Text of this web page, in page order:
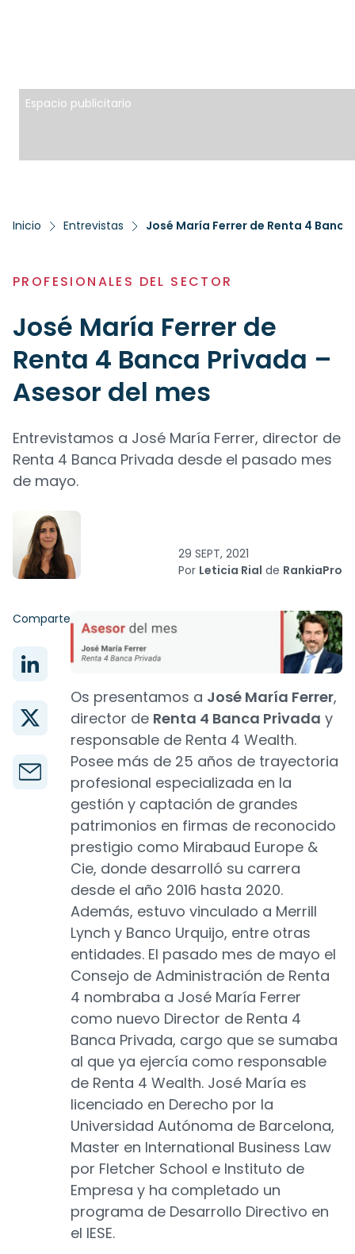
Espacio publicitario
Inicio Entrevistas José María Ferrer de Renta 4
PROFESIONALES DEL SECTOR
José María Ferrer de
Renta 4 Banca Privada –
Asesor del mes
Entrevistamos a José María Ferrer, director de
Renta 4 Banca Privada desde el pasado mes
de mayo.
29 SEPT, 2021
Por Leticia Rial de RankiaPro
Comparte
Os presentamos a José María Ferrer,
director de Renta 4 Banca Privada y
responsable de Renta 4 Wealth.
Posee más de 25 años de trayectoria
profesional especializada en la
gestión y captación de grandes
patrimonios en firmas de reconocido
prestigio como Mirabaud Europe &
Cie, donde desarrolló su carrera
desde el año 2016 hasta 2020.
Además, estuvo vinculado a Merrill
Lynch y Banco Urquijo, entre otras
entidades. El pasado mes de mayo el
Consejo de Administración de Renta
4 nombraba a José María Ferrer
como nuevo Director de Renta 4
Banca Privada, cargo que se sumaba
al que ya ejercía como responsable
de Renta 4 Wealth. José María es
licenciado en Derecho por la
Universidad Autónoma de Barcelona,
Master en International Business Law
por Fletcher School e Instituto de
Empresa y ha completado un
programa de Desarrollo Directivo en
el IESE.